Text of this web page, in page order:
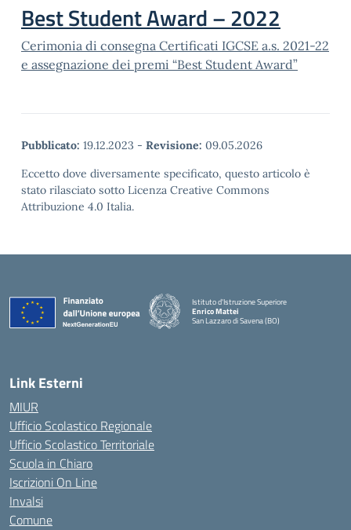
Best Student Award – 2022
Cerimonia di consegna Certificati IGCSE a.s. 2021-22
e assegnazione dei premi “Best Student Award”
Pubblicato: 19.12.2023 - Revisione: 09.05.2026
Eccetto dove diversamente specificato, questo articolo è
stato rilasciato sotto Licenza Creative Commons
Attribuzione 4.0 Italia.
Istituto d'Istruzione Superiore
Enrico Mattei
San Lazzaro di Savena (BO)
Link Esterni
MIUR
Ufficio Scolastico Regionale
Ufficio Scolastico Territoriale
Scuola in Chiaro
Iscrizioni On Line
Invalsi
Comune